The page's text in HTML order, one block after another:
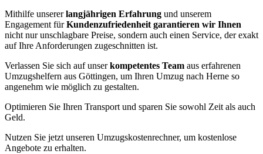
Mithilfe unsererlangjährigen Erfahrung und unserem
Engagement fürKundenzufriedenheit garantieren wir Ihnen
nicht nur unschlagbare Preise, sondern auch einen Service, der exakt
auf Ihre Anforderungen zugeschnitten ist.
Verlassen Sie sich auf unserkompetentes Team aus erfahrenen
Umzugshelfern aus Göttingen, um Ihren Umzug nach Herne so
angenehm wie möglich zu gestalten.
Optimieren Sie Ihren Transport und sparen Sie sowohl Zeit als auch
Geld.
Nutzen Sie jetzt unseren Umzugskostenrechner, um kostenlose
Angebote zu erhalten.